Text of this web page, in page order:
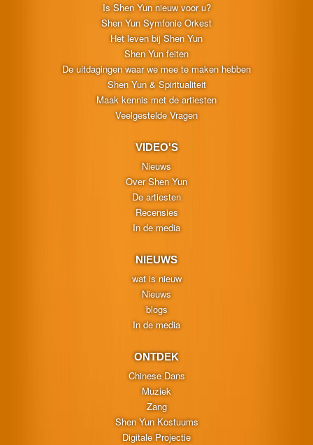
Is Shen Yun nieuw voor u?
Shen Yun Symfonie Orkest
Het leven bij Shen Yun
Shen Yun feiten
De uitdagingen waar we mee te maken hebben
Shen Yun & Spiritualiteit
Maak kennis met de artiesten
Veelgestelde Vragen
VIDEO'S
Nieuws
Over Shen Yun
De artiesten
Recensies
In de media
NIEUWS
wat is nieuw
Nieuws
blogs
In de media
ONTDEK
Chinese Dans
Muziek
Zang
Shen Yun Kostuums
Digitale Projectie